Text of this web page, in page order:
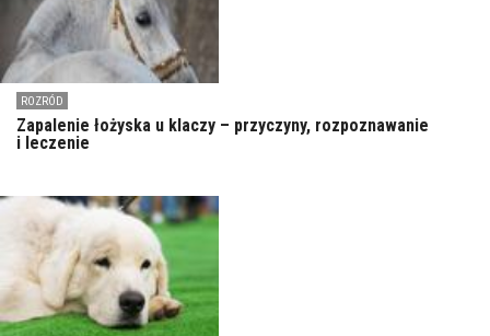
ROZRÓD
Zapalenie łożyska u klaczy – przyczyny, rozpoznawanie
i leczenie